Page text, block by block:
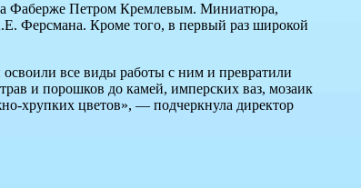
Фаберже Петром Кремлевым. Миниатюра,
Ферсмана. Кроме того, в первый раз широкой
все виды работы с ним и превратили
и порошков до камей, имперских ваз, мозаик
хрупких цветов», — подчеркнула директор